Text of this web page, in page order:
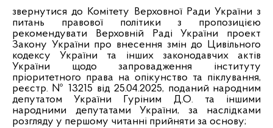
звернутися до Комітету Верховної Ради України з
питань правової політики з пропозицією
рекомендувати Верховній Раді України проект
Закону України про внесення змін до Цивільного
кодексу України та інших законодавчих актів
України щодо запровадження інституту
пріоритетного права на опікунство та піклування,
реєстр. № 13215 від 25.04.2025, поданий народним
депутатом України Гуріним Д.О. та іншими
народними депутатами України, за наслідками
розгляду у першому читанні прийняти за основу;